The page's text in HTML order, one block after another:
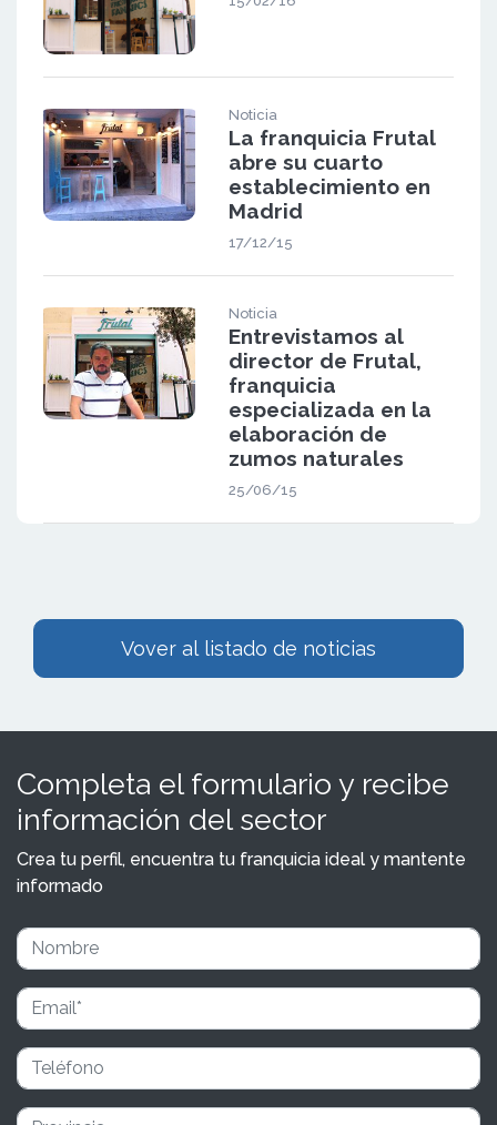
Noticia
La franquicia Frutal
abre su cuarto
establecimiento en
Madrid
17/12/15
Noticia
Entrevistamos al
director de Frutal,
franquicia
especializada en la
elaboración de
zumos naturales
25/06/15
Vover al listado de noticias
Completa el formulario y recibe
información del sector
Crea tu perfil, encuentra tu franquicia ideal y mantente
informado